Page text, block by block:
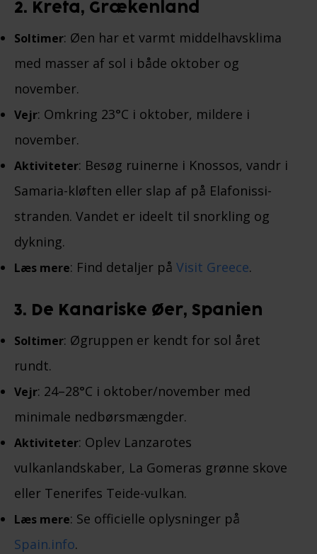
2. Kreta, Grækenland
Soltimer: Øen har et varmt middelhavsklima
med masser af sol i både oktober og
november.
Vejr: Omkring 23°C i oktober, mildere i
november.
Aktiviteter: Besøg ruinerne i Knossos, vandr i
Samaria-kløften eller slap af på Elafonissi-
stranden. Vandet er ideelt til snorkling og
dykning.
Læs mere: Find detaljer på Visit Greece.
3. De Kanariske Øer, Spanien
Soltimer: Øgruppen er kendt for sol året
rundt.
Vejr: 24–28°C i oktober/november med
minimale nedbørsmængder.
Aktiviteter: Oplev Lanzarotes
vulkanlandskaber, La Gomeras grønne skove
eller Tenerifes Teide-vulkan.
Læs mere: Se officielle oplysninger på
Spain.info.